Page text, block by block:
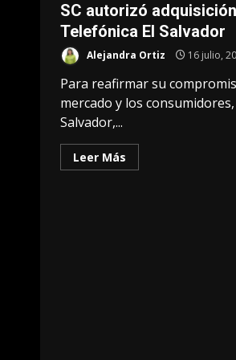
SC autorizó
Telefónica El Salvador
Alejandra Ortiz 16 julio,
Para reafirmar su
mercado y los
Salvador,...
Leer Más